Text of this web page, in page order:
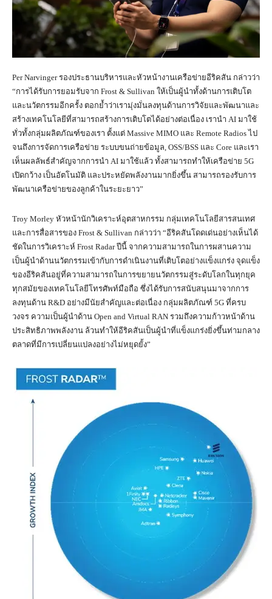
Per Narvinger รองประธานบริหารและหัวหน้างานเครือข่ายอีริคสัน กล่าวว่า
“การได้รับการยอมรับจาก Frost & Sullivan ให้เป็นผู้นำทั้งด้านการเติบโต
และนวัตกรรมอีกครั้ง ตอกย้ำว่าเรามุ่งมั่นลงทุนด้านการวิจัยและพัฒนาและ
สร้างเทคโนโลยีที่สามารถสร้างการเติบโตได้อย่างต่อเนื่อง เรานำ AI มาใช้
ทั่วทั้งกลุ่มผลิตภัณฑ์ของเรา ตั้งแต่ Massive MIMO และ Remote Radios ไป
จนถึงการจัดการเครือข่าย ระบบขนถ่ายข้อมูล, OSS/BSS และ Core และเรา
เห็นผลลัพธ์สำคัญจากการนำ AI มาใช้แล้ว ทั้งสามารถทำให้เครือข่าย 5G
เปิดกว้าง เป็นอัตโนมัติ และประหยัดพลังงานมากยิ่งขึ้น สามารถรองรับการ
พัฒนาเครือข่ายของลูกค้าในระยะยาว”
Troy Morley หัวหน้านักวิเคราะห์อุตสาหกรรม กลุ่มเทคโนโลยีสารสนเทศ
และการสื่อสารของ Frost & Sullivan กล่าวว่า “อีริคสันโดดเด่นอย่างเห็นได้
ชัดในการวิเคราะห์ Frost Radar ปีนี้ จากความสามารถในการผสานความ
เป็นผู้นำด้านนวัตกรรมเข้ากับการดำเนินงานที่เติบโตอย่างแข็งแกร่ง จุดแข็ง
ของอีริคสันอยู่ที่ความสามารถในการขยายนวัตกรรมสู่ระดับโลกในทุกยุค
ทุกสมัยของเทคโนโลยีโทรศัพท์มือถือ ซึ่งได้รับการสนับสนุนมาจากการ
ลงทุนด้าน R&D อย่างมีนัยสำคัญและต่อเนื่อง กลุ่มผลิตภัณฑ์ 5G ที่ครบ
วงจร ความเป็นผู้นำด้าน Open and Virtual RAN รวมถึงความก้าวหน้าด้าน
ประสิทธิภาพพลังงาน ล้วนทำให้อีริคสันเป็นผู้นำที่แข็งแกร่งยิ่งขึ้นท่ามกลาง
ตลาดที่มีการเปลี่ยนแปลงอย่างไม่หยุดยั้ง”